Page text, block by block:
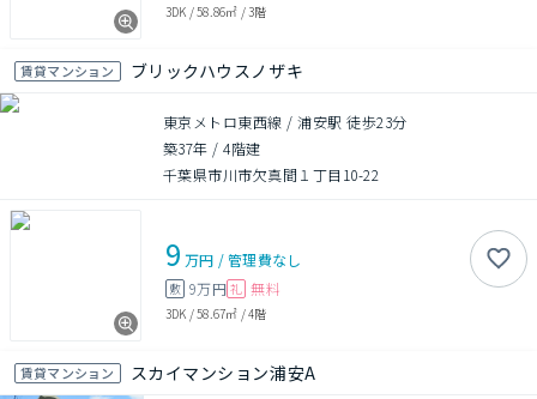
3DK /58.86㎡ /3階
賃貸マンション ブリックハウスノザキ
東京メトロ東西線 / 浦安駅 徒歩23分
築37年 /4階建
千葉県市川市欠真間１丁目10-22
9 万円 /管理費なし
敷 9万円 礼 無料
3DK /58.67㎡ /4階
賃貸マンション スカイマンション浦安A